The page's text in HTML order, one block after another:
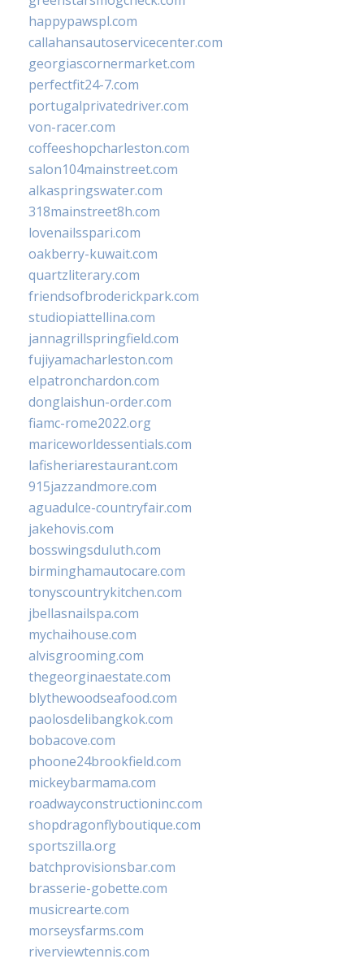
happypawspl.com
callahansautoservicecenter.com
georgiascornermarket.com
perfectfit24-7.com
portugalprivatedriver.com
von-racer.com
coffeeshopcharleston.com
salon104mainstreet.com
alkaspringswater.com
318mainstreet8h.com
lovenailsspari.com
oakberry-kuwait.com
quartzliterary.com
friendsofbroderickpark.com
studiopiattellina.com
jannagrillspringfield.com
fujiyamacharleston.com
elpatronchardon.com
donglaishun-order.com
fiamc-rome2022.org
mariceworldessentials.com
lafisheriarestaurant.com
915jazzandmore.com
aguadulce-countryfair.com
jakehovis.com
bosswingsduluth.com
birminghamautocare.com
tonyscountrykitchen.com
jbellasnailspa.com
mychaihouse.com
alvisgrooming.com
thegeorginaestate.com
blythewoodseafood.com
paolosdelibangkok.com
bobacove.com
phoone24brookfield.com
mickeybarmama.com
roadwayconstructioninc.com
shopdragonflyboutique.com
sportszilla.org
batchprovisionsbar.com
brasserie-gobette.com
musicrearte.com
morseysfarms.com
riverviewtennis.com